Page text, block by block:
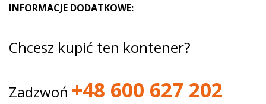
INFORMACJE DODATKOWE:
Chcesz kupić ten kontener?
Zadzwoń +48 600 627 202